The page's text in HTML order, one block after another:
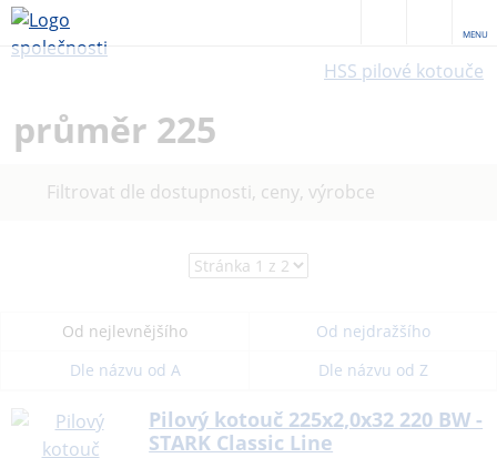
MENU
HSS pilové kotouče
průměr 225
Filtrovat dle dostupnosti, ceny, výrobce
Od nejlevnějšího
Od nejdražšího
Dle názvu od A
Dle názvu od Z
Pilový kotouč 225x2,0x32 220 BW -
STARK Classic Line